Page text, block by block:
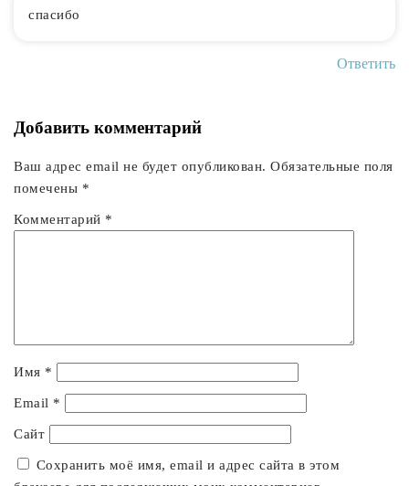
спасибо
Ответить
Добавить комментарий
Ваш адрес email не будет опубликован. Обязательные поля
помечены *
Комментарий *
Имя *
Email *
Сайт
Сохранить моё имя, email и адрес сайта в этом